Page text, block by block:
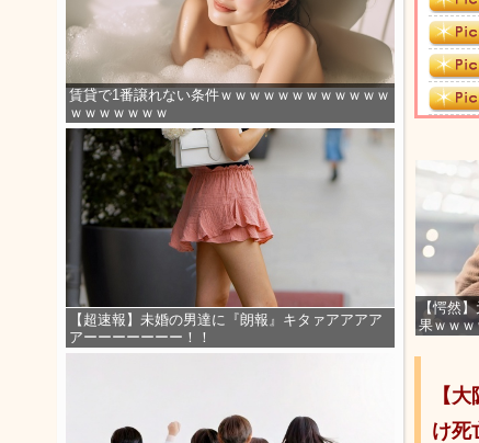
賃貸で1番譲れない条件ｗｗｗｗｗｗｗｗｗｗｗｗ
ｗｗｗｗｗｗｗ
【超速報】未婚の男達に『朗報』キタァアアアア
アーーーーーーー！！
【愕然
果ｗｗｗ
【
け死